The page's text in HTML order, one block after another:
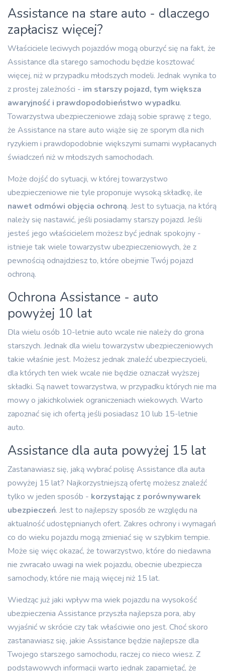
Assistance na stare auto - dlaczego
zapłacisz więcej?
Właściciele leciwych pojazdów mogą oburzyć się na fakt, że
Assistance dla starego samochodu będzie kosztować
więcej, niż w przypadku młodszych modeli. Jednak wynika to
z prostej zależności - im starszy pojazd, tym większa
awaryjność i prawdopodobieństwo wypadku.
Towarzystwa ubezpieczeniowe zdają sobie sprawę z tego,
że Assistance na stare auto wiąże się ze sporym dla nich
ryzykiem i prawdopodobnie większymi sumami wypłacanych
świadczeń niż w młodszych samochodach.
Może dojść do sytuacji, w której towarzystwo
ubezpieczeniowe nie tyle proponuje wysoką składkę, ile
nawet odmówi objęcia ochroną. Jest to sytuacja, na którą
należy się nastawić, jeśli posiadamy starszy pojazd. Jeśli
jesteś jego właścicielem możesz być jednak spokojny -
istnieje tak wiele towarzystw ubezpieczeniowych, że z
pewnością odnajdziesz to, które obejmie Twój pojazd
ochroną.
Ochrona Assistance - auto
powyżej 10 lat
Dla wielu osób 10-letnie auto wcale nie należy do grona
starszych. Jednak dla wielu towarzystw ubezpieczeniowych
takie właśnie jest. Możesz jednak znaleźć ubezpieczycieli,
dla których ten wiek wcale nie będzie oznaczał wyższej
składki. Są nawet towarzystwa, w przypadku których nie ma
mowy o jakichkolwiek ograniczeniach wiekowych. Warto
zapoznać się ich ofertą jeśli posiadasz 10 lub 15-letnie
auto.
Assistance dla auta powyżej 15 lat
Zastanawiasz się, jaką wybrać polisę Assistance dla auta
powyżej 15 lat? Najkorzystniejszą ofertę możesz znaleźć
tylko w jeden sposób - korzystając z porównywarek
ubezpieczeń. Jest to najlepszy sposób ze względu na
aktualność udostępnianych ofert. Zakres ochrony i wymagań
co do wieku pojazdu mogą zmieniać się w szybkim tempie.
Może się więc okazać, że towarzystwo, które do niedawna
nie zwracało uwagi na wiek pojazdu, obecnie ubezpiecza
samochody, które nie mają więcej niż 15 lat.
Wiedząc już jaki wpływ ma wiek pojazdu na wysokość
ubezpieczenia Assistance przyszła najlepsza pora, aby
wyjaśnić w skrócie czy tak właściwie ono jest. Choć skoro
zastanawiasz się, jakie Assistance będzie najlepsze dla
Twojego starszego samochodu, raczej co nieco wiesz. Z
podstawowych informacji warto jednak zapamiętać, że